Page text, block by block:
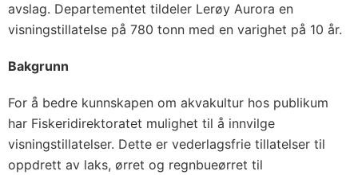
avslag. Departementet tildeler Lerøy Aurora en
visningstillatelse på 780 tonn med en varighet på 10 år.
Bakgrunn
For å bedre kunnskapen om akvakultur hos publikum
har Fiskeridirektoratet mulighet til å innvilge
visningstillatelser. Dette er vederlagsfrie tillatelser til
oppdrett av laks, ørret og regnbueørret til